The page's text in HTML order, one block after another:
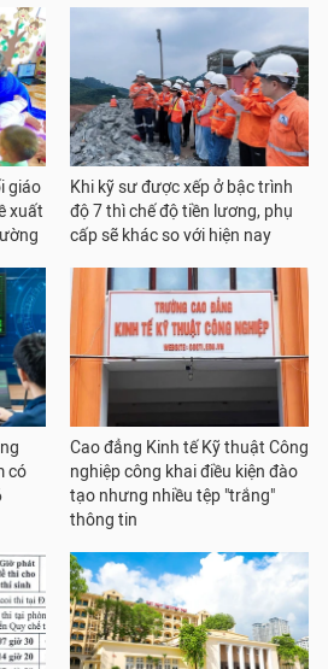
giáo
xuất
Khi kỹ sư được xếp ở bậc trình
độ 7 thì chế độ tiền lương, phụ
cấp sẽ khác so với hiện nay
có
Cao đẳng Kinh tế Kỹ thuật Công
nghiệp công khai điều kiện đào
tạo nhưng nhiều tệp "trắng"
thông tin